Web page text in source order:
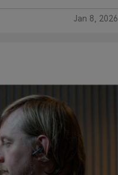
Jan 8, 2026